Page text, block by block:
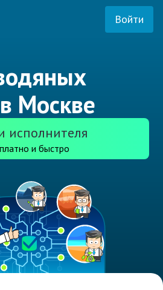
Войти
Москве
исполнителя
и быстро